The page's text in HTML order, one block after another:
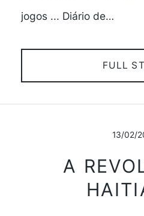
jogos ... Diário de…
FULL
13/02/
A